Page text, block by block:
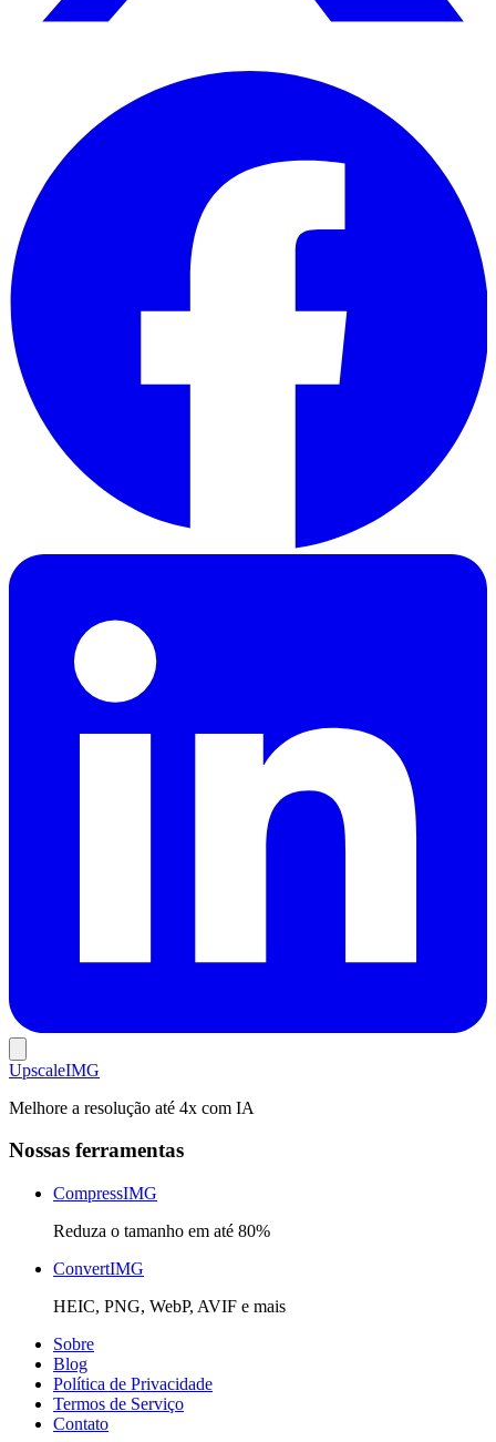
UpscaleIMG
Melhore a resolução até 4x com IA
Nossas ferramentas
CompressIMG
Reduza o tamanho em até 80%
ConvertIMG
HEIC, PNG, WebP, AVIF e mais
Sobre
Blog
Política de Privacidade
Termos de Serviço
Contato